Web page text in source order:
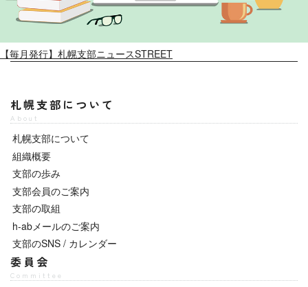
【毎月発行】札幌支部ニュースSTREET
札幌支部について
About
札幌支部について
組織概要
支部の歩み
支部会員のご案内
支部の取組
h-abメールのご案内
支部のSNS / カレンダー
委員会
Committee